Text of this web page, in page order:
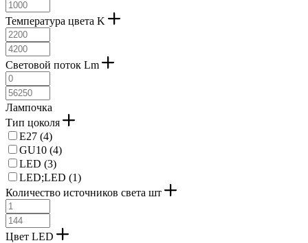
Температура цвета K
Световой поток Lm
Лампочка
Тип цоколя
E27 (4)
GU10 (4)
LED (3)
LED;LED (1)
Количество источников света шт
Цвет LED